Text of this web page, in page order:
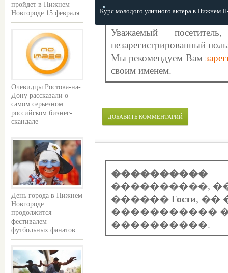
пройдет в Нижнем
Новгороде 15 февраля
Очевидцы Ростова-на-
Дону рассказали о
самом серьезном
российском бизнес-
скандале
День города в Нижнем
Новгороде
продолжится
фестивалем
футбольных фанатов
Курс молодого уличного актера в Нижнем
Уважаемый
незарегистрированный
Мы рекомендуем Вам
своим именем.
ДОБАВИТЬ КОММЕНТАРИЙ
����������
����������,
������Гости, ��
�����������
����������.